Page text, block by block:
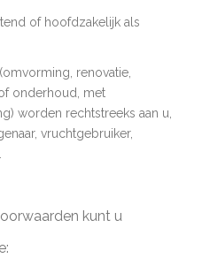
of hoofdzakelijk als
renovatie,
onderhoud, met
worden rechtstreeks aan u,
vruchtgebruiker,
kunt u